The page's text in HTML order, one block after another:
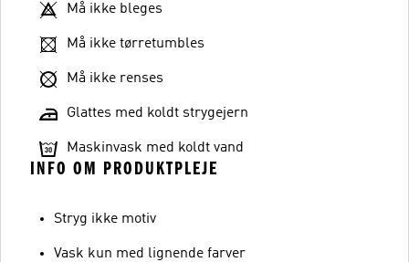
Må ikke bleges
Må ikke tørretumbles
Må ikke renses
Glattes med koldt strygejern
Maskinvask med koldt vand
INFO OM PRODUKTPLEJE
Stryg ikke motiv
Vask kun med lignende farver